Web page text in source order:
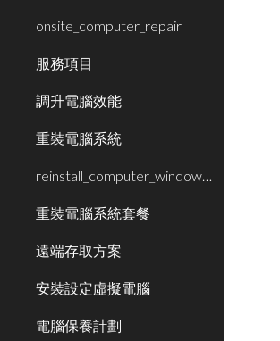
onsite_computer_repair
服務項目
調升電腦效能
重裝電腦系統
重裝電腦系統套餐
遠端存取方案
安裝設定虛擬電腦
電腦保養計劃